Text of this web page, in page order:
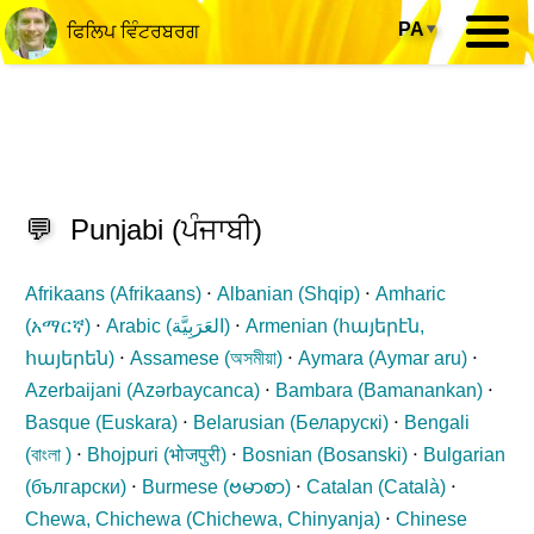
ਫਿਲਿਪ ਵਿੰਟਰਬਰਗ PA▾
💬 Punjabi (ਪੰਜਾਬੀ)
Afrikaans (Afrikaans) ⋅Albanian (Shqip) ⋅Amharic
(አማርኛ) ⋅Arabic (العَرَبِيَّة ) ⋅Armenian (հայերէն,
հայերեն) ⋅Assamese (অসমীয়া) ⋅Aymara (Aymar aru) ⋅
Azerbaijani (Azərbaycanca) ⋅ Bambara (Bamanankan) ⋅
Basque (Euskara) ⋅ Belarusian (Беларускі) ⋅ Bengali
(বাংলা ) ⋅ Bhojpuri (भोजपुरी) ⋅ Bosnian (Bosanski) ⋅ Bulgarian
(български) ⋅ Burmese (ဗမာစာ) ⋅Catalan (Català) ⋅
Chewa, Chichewa (Chichewa, Chinyanja) ⋅Chinese